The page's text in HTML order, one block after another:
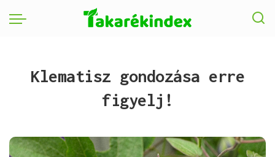
Klematisz gondozása erre
figyelj!